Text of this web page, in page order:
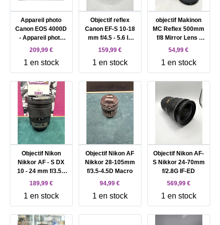
Appareil photo
Canon EOS 4000D
- Appareil photo
numérique - Reflex
- 1080p / 30 pi/s -
corps uniquement -
Wi - Fi - noir
209,99 €
1 en stock
Objectif reflex
Canon EF-S 10-18
mm f/4.5 - 5.6 IS
STM
159,99 €
1 en stock
objectif Makinon
MC Reflex 500mm
f/8 Mirror Lens -
Pentax PK
54,99 €
1 en stock
Objectif Nikon
Nikkor AF - S DX
10 - 24 mm f/3.5 -
4.5 G ED - Nikon F
189,99 €
1 en stock
Objectif Nikon AF
Nikkor 28-105mm
f/3.5-4.5D Macro
94,99 €
1 en stock
Objectif Nikon AF-
S Nikkor 24-70mm
f/2.8G IF-ED
569,99 €
1 en stock